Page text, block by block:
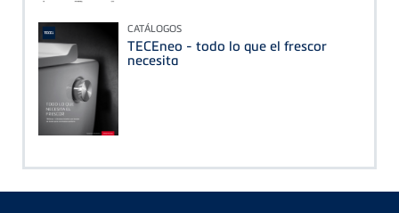
CATÁLOGOS
TECEneo - todo lo que el frescor
necesita